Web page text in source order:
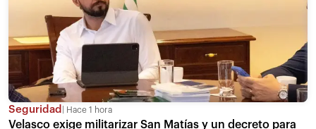
Seguridad Hace 1 hora
Velasco exige militarizar San Matías y un decreto para